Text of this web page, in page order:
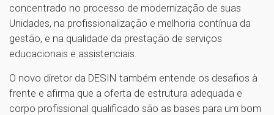
concentrado no processo de modernização de suas
Unidades, na profissionalização e melhoria contínua da
gestão, e na qualidade da prestação de serviços
educacionais e assistenciais.
O novo diretor da DESIN também entende os desafios à
frente e afirma que a oferta de estrutura adequada e
corpo profissional qualificado são as bases para um bom